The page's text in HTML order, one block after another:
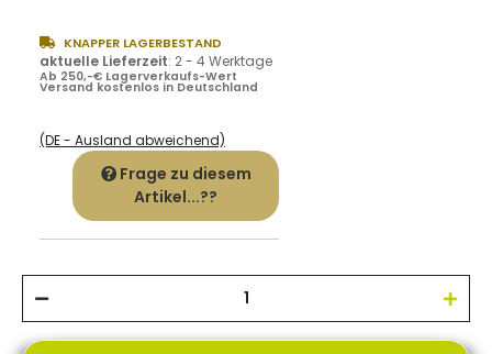
KNAPPER LAGERBESTAND
aktuelle Lieferzeit: 2 - 4 Werktage
Ab 250,-€ Lagerverkaufs-Wert
Versand kostenlos in Deutschland
(DE - Ausland abweichend)
Frage zu diesem
Artikel...??